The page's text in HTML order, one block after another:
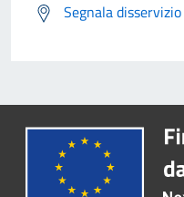
Segnala disservizio